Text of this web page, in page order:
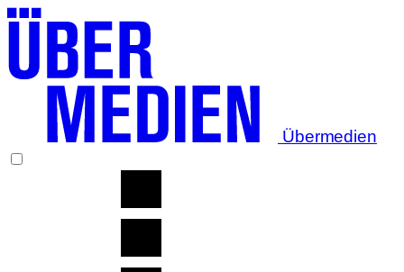
Übermedien